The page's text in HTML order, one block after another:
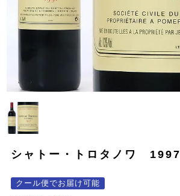
シャトー・トロタノワ 1997
クール便でお届け可能